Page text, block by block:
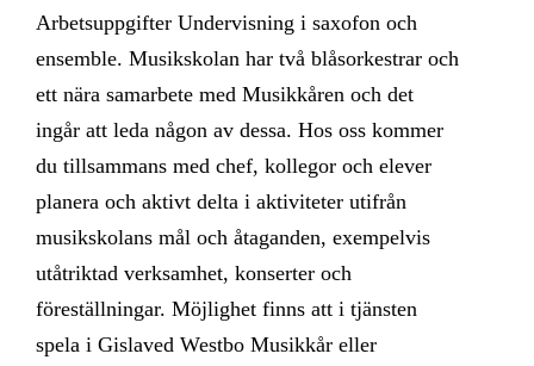
Arbetsuppgifter Undervisning i saxofon och
ensemble. Musikskolan har två blåsorkestrar och
ett nära samarbete med Musikkåren och det
ingår att leda någon av dessa. Hos oss kommer
du tillsammans med chef, kollegor och elever
planera och aktivt delta i aktiviteter utifrån
musikskolans mål och åtaganden, exempelvis
utåtriktad verksamhet, konserter och
föreställningar. Möjlighet finns att i tjänsten
spela i Gislaved Westbo Musikkår eller